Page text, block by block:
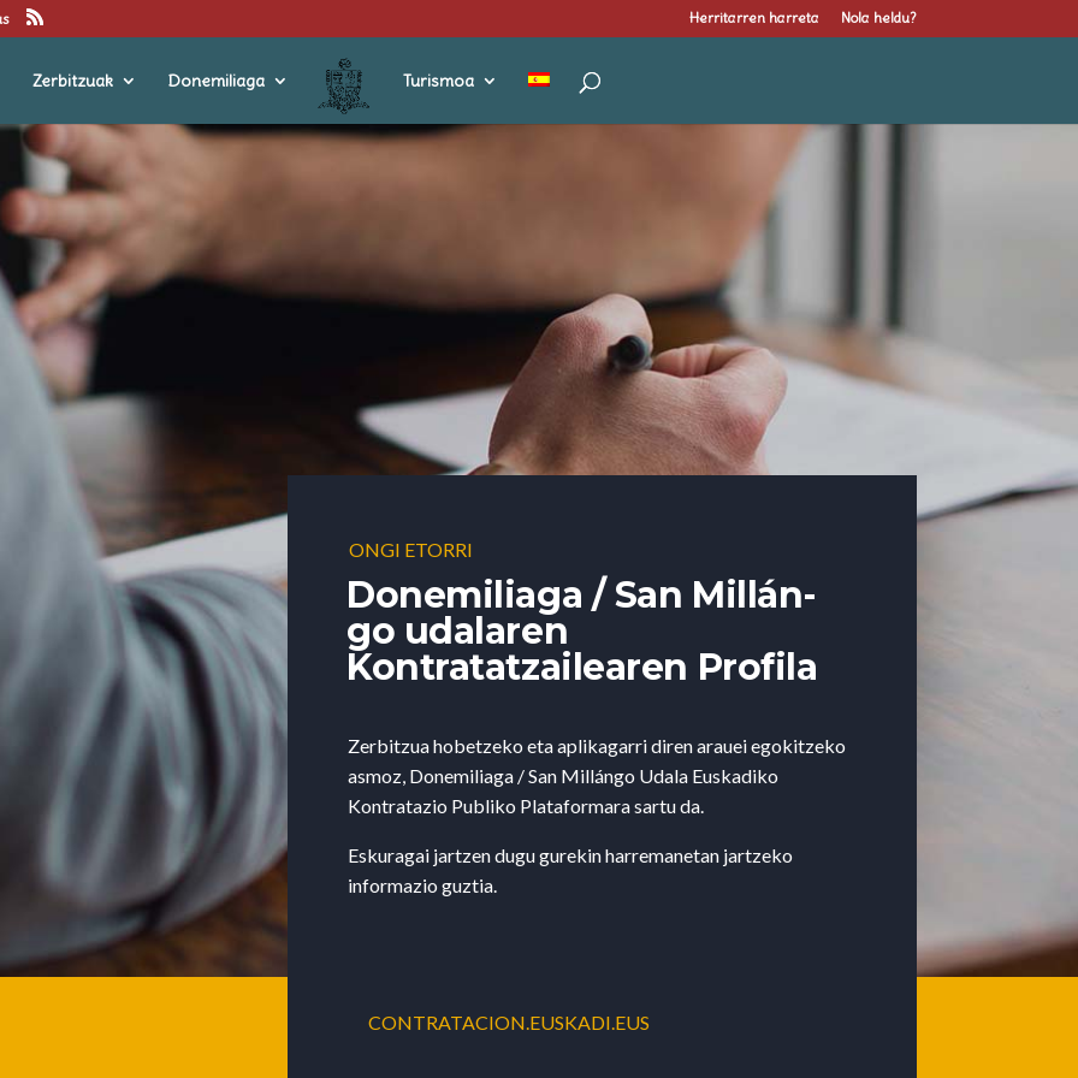
Herritarren harreta Nola heldu?
Zerbitzuak Donemiliaga Turismoa
ONGI ETORRI
Donemiliaga / San Millán-
go udalaren
Kontratatzailearen Profila
Zerbitzua hobetzeko eta aplikagarri diren arauei egokitzeko
asmoz, Donemiliaga / San Millángo Udala Euskadiko
Kontratazio Publiko Plataformara sartu da.
Eskuragai jartzen dugu gurekin harremanetan jartzeko
informazio guztia.
CONTRATACION.EUSKADI.EUS